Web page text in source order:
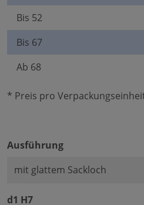
Bis 52
Bis 67
Ab 68
* Preis pro
Ausführungauswählen
d1 H7auswählen